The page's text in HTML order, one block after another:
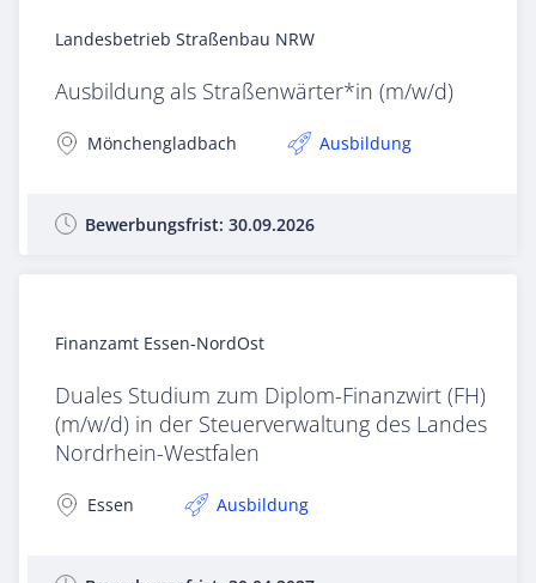
Landesbetrieb Straßenbau NRW
Ausbildung als Straßenwärter*in (m/w/d)
Mönchengladbach Ausbildung
Bewerbungsfrist: 30.09.2026
Finanzamt Essen-NordOst
Duales Studium zum Diplom-Finanzwirt (FH)
(m/w/d) in der Steuerverwaltung des Landes
Nordrhein-Westfalen
Essen Ausbildung